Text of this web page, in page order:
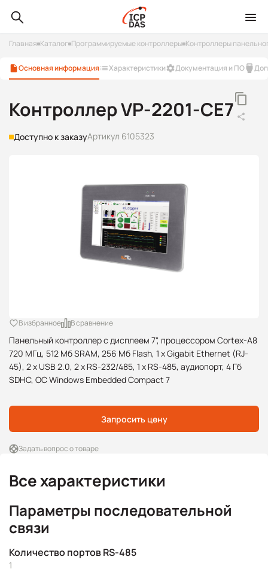
Главная Каталог Программируемые контроллеры Контроллеры
Основная информация Характеристики Документация и ПО
Контроллер VP-2201-CE7
Доступно к заказуАртикул 6105323
Панельный контроллер с дисплеем 7", процессором Cortex-A8
720 МГц, 512 Мб SRAM, 256 Мб Flash, 1 x Gigabit Ethernet (RJ-
45), 2 x USB 2.0, 2 x RS-232/485, 1 x RS-485, аудиопорт, 4 Гб
SDHC, ОС Windows Embedded Compact 7
В избранное В сравнение
Запросить цену
Задать вопрос о товаре
Все характеристики
Параметры последовательной
связи
Количество портов RS-485
1